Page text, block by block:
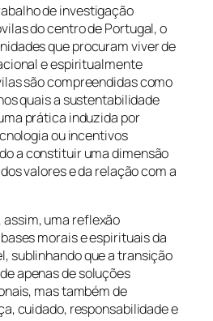
de investigação
do centro de Portugal, o
que procuram viver de
e espiritualmente
são compreendidas como
quais a sustentabilidade
prática induzida por
ou incentivos
a constituir uma dimensão
valores e da relação com a
assim, uma reflexão
morais e espirituais da
sublinhando que a transição
apenas de soluções
mas também de
cuidado, responsabilidade e